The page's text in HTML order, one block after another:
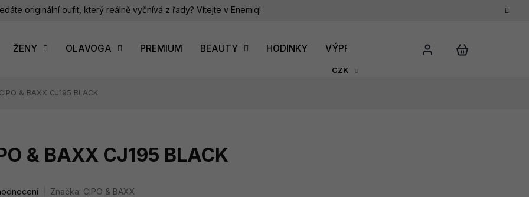
originální oufit, který reálně vyčnívá z řady? Vítejte v Enemiq!
CZK
ŽENY OLAVOGA PREMIUM BEAUTY HODINKY VÝPRODEJ DÁRKOVÝ POUKAZ
& BAXX CJ195 BLACK
& BAXX CJ195 BLACK
Značka: CIPO & BAXX